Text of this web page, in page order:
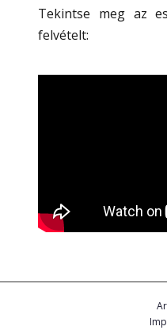
Tekintse meg az
felvételt: